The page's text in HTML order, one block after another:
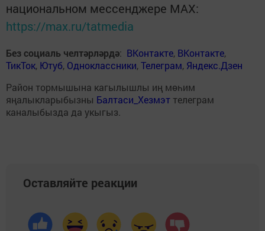
национальном мессенджере MАХ:
https://max.ru/tatmedia
Без социаль челтәрләрдә: ВКонтакте, ВКонтакте,
ТикТок, Ютуб, Одноклассники,Телеграм, Яндекс.Дзен
Район тормышына кагылышлы иң мөһим
яңалыкларыбызны Балтаси_Хезмэт телеграм
каналыбызда да укыгыз.
Оставляйте реакции